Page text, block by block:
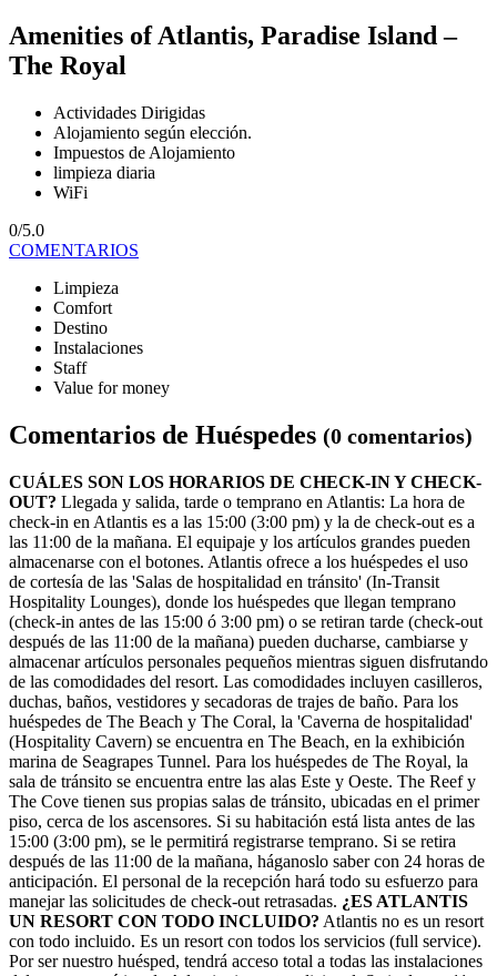
Amenities of Atlantis, Paradise Island –
The Royal
Actividades Dirigidas
Alojamiento según elección.
Impuestos de Alojamiento
limpieza diaria
WiFi
0/5.0
COMENTARIOS
Limpieza
Comfort
Destino
Instalaciones
Staff
Value for money
Comentarios de Huéspedes (0 comentarios)
CUÁLES SON LOS HORARIOS DE CHECK-IN Y CHECK-
OUT? Llegada y salida, tarde o temprano en Atlantis: La hora de
check-in en Atlantis es a las 15:00 (3:00 pm) y la de check-out es a
las 11:00 de la mañana. El equipaje y los artículos grandes pueden
almacenarse con el botones. Atlantis ofrece a los huéspedes el uso
de cortesía de las 'Salas de hospitalidad en tránsito' (In-Transit
Hospitality Lounges), donde los huéspedes que llegan temprano
(check-in antes de las 15:00 ó 3:00 pm) o se retiran tarde (check-out
después de las 11:00 de la mañana) pueden ducharse, cambiarse y
almacenar artículos personales pequeños mientras siguen disfrutando
de las comodidades del resort. Las comodidades incluyen casilleros,
duchas, baños, vestidores y secadoras de trajes de baño. Para los
huéspedes de The Beach y The Coral, la 'Caverna de hospitalidad'
(Hospitality Cavern) se encuentra en The Beach, en la exhibición
marina de Seagrapes Tunnel. Para los huéspedes de The Royal, la
sala de tránsito se encuentra entre las alas Este y Oeste. The Reef y
The Cove tienen sus propias salas de tránsito, ubicadas en el primer
piso, cerca de los ascensores. Si su habitación está lista antes de las
15:00 (3:00 pm), se le permitirá registrarse temprano. Si se retira
después de las 11:00 de la mañana, háganoslo saber con 24 horas de
anticipación. El personal de la recepción hará todo su esfuerzo para
manejar las solicitudes de check-out retrasadas. ¿ES ATLANTIS
UN RESORT CON TODO INCLUIDO? Atlantis no es un resort
con todo incluido. Es un resort con todos los servicios (full service).
Por ser nuestro huésped, tendrá acceso total a todas las instalaciones